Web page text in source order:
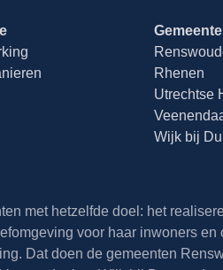
Rhenen
Utrechtse
Wijk bij
met hetzelfde doel: het
voor haar inwoners en
Dat doen de gemeenten